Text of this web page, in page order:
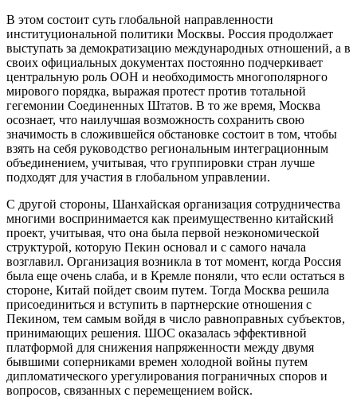
В этом состоит суть глобальной направленности
институциональной политики Москвы. Россия продолжает
выступать за демократизацию международных отношений, а в
своих официальных документах постоянно подчеркивает
центральную роль ООН и необходимость многополярного
мирового порядка, выражая протест против тотальной
гегемонии Соединенных Штатов. В то же время, Москва
осознает, что наилучшая возможность сохранить свою
значимость в сложившейся обстановке состоит в том, чтобы
взять на себя руководство региональным интеграционным
объединением, учитывая, что группировки стран лучше
подходят для участия в глобальном управлении.
С другой стороны, Шанхайская организация сотрудничества
многими воспринимается как преимущественно китайский
проект, учитывая, что она была первой неэкономической
структурой, которую Пекин основал и с самого начала
возглавил. Организация возникла в тот момент, когда Россия
была еще очень слаба, и в Кремле поняли, что если остаться в
стороне, Китай пойдет своим путем. Тогда Москва решила
присоединиться и вступить в партнерские отношения с
Пекином, тем самым войдя в число равноправных субъектов,
принимающих решения. ШОС оказалась эффективной
платформой для снижения напряженности между двумя
бывшими соперниками времен холодной войны путем
дипломатического урегулирования пограничных споров и
вопросов, связанных с перемещением войск.